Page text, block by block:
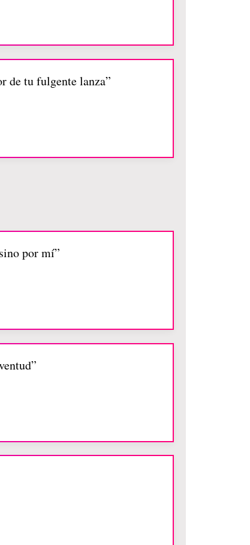
de tu fulgente lanza”
por mí”